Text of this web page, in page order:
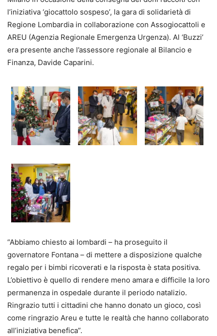
l’iniziativa ‘giocattolo sospeso’, la gara di solidarietà di
Regione Lombardia in collaborazione con Assogiocattoli e
AREU (Agenzia Regionale Emergenza Urgenza). Al ‘Buzzi’
era presente anche l’assessore regionale al Bilancio e
Finanza, Davide Caparini.
“Abbiamo chiesto ai lombardi – ha proseguito il
governatore Fontana – di mettere a disposizione qualche
regalo per i bimbi ricoverati e la risposta è stata positiva.
L’obiettivo è quello di rendere meno amara e difficile la loro
permanenza in ospedale durante il periodo natalizio.
Ringrazio tutti i cittadini che hanno donato un gioco, così
come ringrazio Areu e tutte le realtà che hanno collaborato
all’iniziativa benefica”.